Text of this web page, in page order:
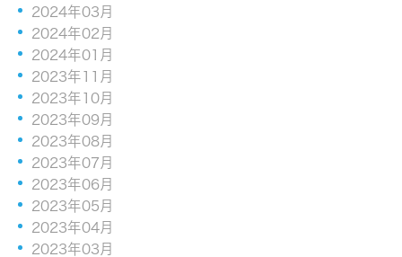
2024年03月
2024年02月
2024年01月
2023年11月
2023年10月
2023年09月
2023年08月
2023年07月
2023年06月
2023年05月
2023年04月
2023年03月